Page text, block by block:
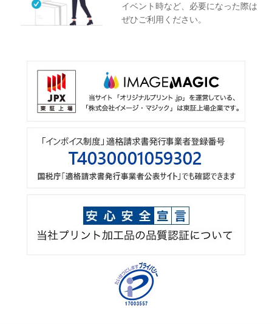
イベント時など、必要になった際は
ぜひご利用ください。